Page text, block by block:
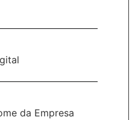
da Empresa